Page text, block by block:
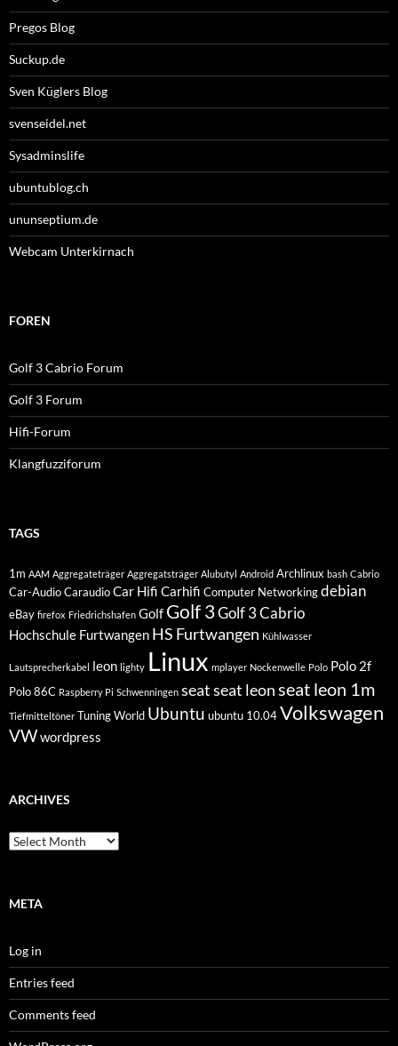
Pregos Blog
Suckup.de
Sven Küglers Blog
svenseidel.net
Sysadminslife
ubuntublog.ch
ununseptium.de
Webcam Unterkirnach
FOREN
Golf 3 Cabrio Forum
Golf 3 Forum
Hifi-Forum
Klangfuzziforum
TAGS
1m AAM Aggregateträger Aggregatsträger Alubutyl Android Archlinux bash Cabrio
Car-AudioCaraudioCar Hifi Carhifi Computer Networkingdebian
eBay firefox Friedrichshafen Golf Golf 3Golf 3 Cabrio
Hochschule Furtwangen HS Furtwangen Kühlwasser
Lautsprecherkabel leon lighty Linux mplayer Nockenwelle Polo Polo 2f
Polo 86C Raspberry Pi Schwenningen seatseat leonseat leon 1m
Tiefmitteltöner Tuning World Ubuntu ubuntu 10.04Volkswagen
VWwordpress
ARCHIVES
Archives
META
Log in
Entries feed
Comments feed